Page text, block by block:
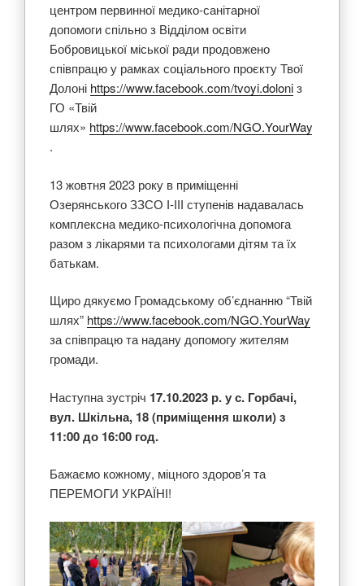
центром первинної медико-санітарної
допомоги спільно з Відділом освіти
Бобровицької міської ради продовжено
співпрацю у рамках соціального проєкту Твої
Долоні https://www.facebook.com/tvoyi.doloniз
ГО «Твій
шлях» https://www.facebook.com/NGO.YourWay
.
13 жовтня 2023 року в приміщенні
Озерянського ЗЗСО І-ІІІ ступенів надавалась
комплексна медико-психологічна допомога
разом з лікарями та психологами дітям та їх
батькам.
Щиро дякуємо Громадському об’єднанню “Твій
шлях” https://www.facebook.com/NGO.YourWay
за співпрацю та надану допомогу жителям
громади.
Наступна зустріч 17.10.2023 р. ус. Горбачі,
вул. Шкільна, 18 (приміщення школи) з
11:00 до 16:00 год.
Бажаємо кожному, міцного здоров’я та
ПЕРЕМОГИ УКРАЇНІ!